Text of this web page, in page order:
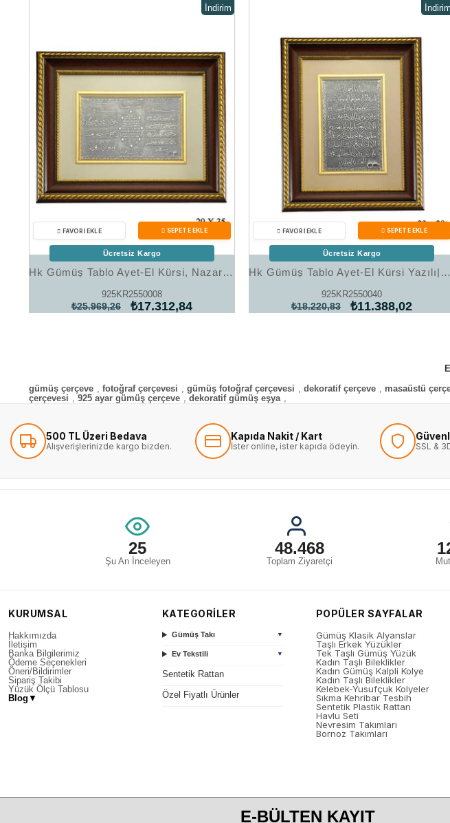
Hk Gümüş Tablo Ayet-El Kürsi, Nazar Ve Karınca Dualı|Gümüş Takı Hediyelik Ürünler
925KR2550008
₺17.312,84
₺25.969,26
İndirim
Ücretsiz Kargo
Hk Gümüş Tablo Ayet-El Kürsi Yazılı|Gümüş Takı Hediyelik Ürünler
925KR2550040
₺11.388,02
₺18.220,83
İndirim
Ücretsiz Kargo
gümüş çerçeve , fotoğraf çerçevesi , gümüş fotoğraf çerçevesi , dekoratif çerçeve , masaüstü
çerçevesi , 925 ayar gümüş çerçeve , dekoratif gümüş eşya ,
500 TL Üzeri Bedava
Alışverişlerinizde kargo bizden.
Kapıda Nakit / Kart
İster online, ister kapıda ödeyin. SSL &
25
Şu An İnceleyen
48.468
Toplam Ziyaretçi
KURUMSAL
Hakkımızda
İletişim
Banka Bilgilerimiz
Ödeme Seçenekleri
Öneri/Bildirimler
Sipariş Takibi
Yüzük Ölçü Tablosu
Blog ▼
KATEGORİLER
Gümüş Takı ▼
Ev Tekstili ▼
Sentetik Rattan
Özel Fiyatlı Ürünler
POPÜLER SAYFALAR
Gümüş Klasik Alyanslar
Taşlı Erkek Yüzükler
Tek Taşlı Gümüş Yüzük
Kadın Taşlı Bileklikler
Kadın Gümüş Kalpli Kolye
Kadın Taşlı Bileklikler
Kelebek-Yusufçuk Kolyeler
Sıkma Kehribar Tesbih
Sentetik Plastik Rattan
Havlu Seti
Nevresim Takımları
Bornoz Takımları
E-BÜLTEN KAYIT